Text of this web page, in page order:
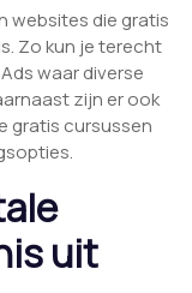
websites die gratis
Zo kun je terecht
waar diverse
zijn er ook
gratis cursussen
uit